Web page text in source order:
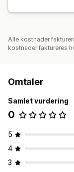
Alle kostnader
kostnader faktureres
Omtaler
Samlet vurdering
0
5
4
3